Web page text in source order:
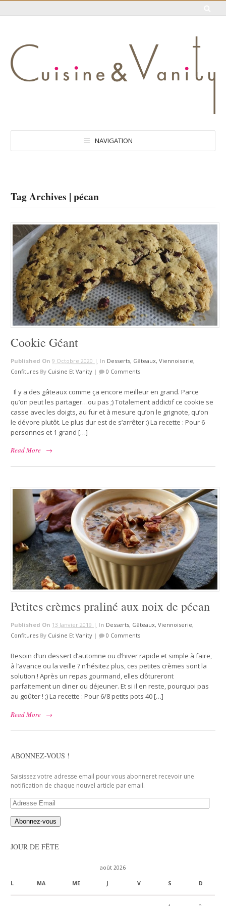
NAVIGATION
Tag Archives | pécan
Cookie Géant
Published On9 Octobre 2020 | In Desserts, Gâteaux, Viennoiserie,
Confitures By Cuisine Et Vanity | 0 Comments
Il y a des gâteaux comme ça encore meilleur en grand. Parce
qu’on peut les partager…ou pas ;) Totalement addictif ce cookie se
casse avec les doigts, au fur et à mesure qu’on le grignote, qu’on
le dévore plutôt. Le plus dur est de s’arrêter :) La recette : Pour 6
personnes et 1 grand […]
Read More
→
Petites crèmes praliné aux noix de pécan
Published On 13 Janvier 2019 | In Desserts, Gâteaux, Viennoiserie,
Confitures By Cuisine Et Vanity | 0 Comments
Besoin d’un dessert d’automne ou d’hiver rapide et simple à faire,
à l’avance ou la veille ? n’hésitez plus, ces petites crèmes sont la
solution ! Après un repas gourmand, elles clôtureront
parfaitement un diner ou déjeuner. Et si il en reste, pourquoi pas
au goûter ! ;) La recette : Pour 6/8 petits pots 40 […]
Read More
→
ABONNEZ-VOUS !
Saisissez votre adresse email pour vous abonneret recevoir une
notification de chaque nouvel article par email.
Adresse
Email
JOUR DE FÊTE
août 2026
L MA ME J V S D